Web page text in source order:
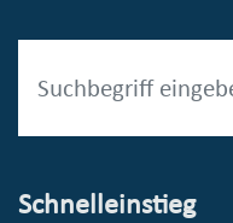
Schnelleinstieg